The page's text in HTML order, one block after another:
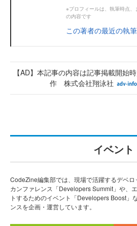
※プロフィールは、執筆時点
の内容です
この著者の最近の執
【AD】本記事の内容は記事掲載開
作 株式会社翔泳社
イベント
CodeZine編集部では、現場で活躍するデベ
カンファレンス「Developers Summit」や、
トするためのイベント「Developers Boost」
ンスを企画・運営しています。